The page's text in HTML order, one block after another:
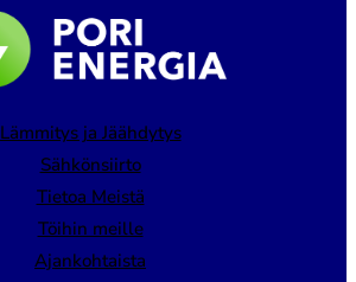
Lämmitys ja Jäähdytys
Sähkönsiirto
Tietoa Meistä
Töihin meille
Ajankohtaista